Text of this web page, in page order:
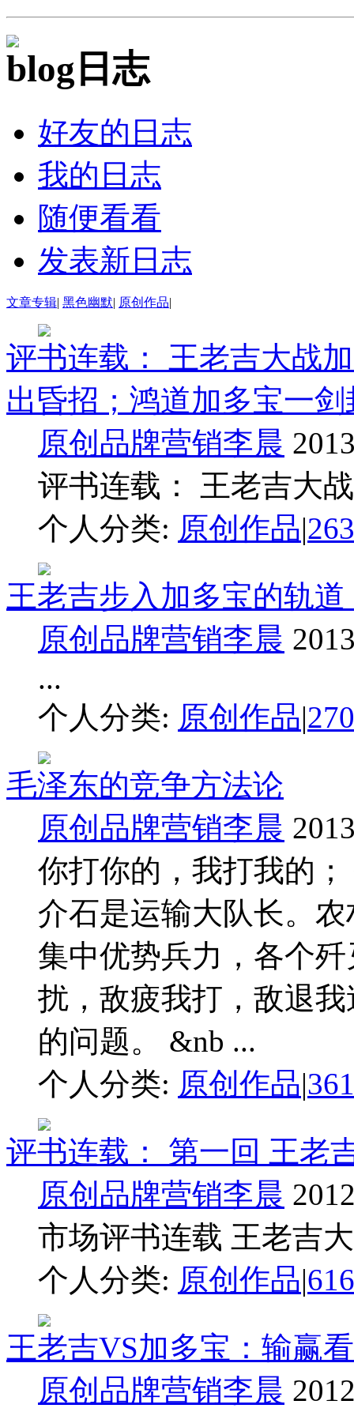
日志
好友的日志
我的日志
随便看看
发表新日志
文章专辑| 黑色幽默| 原创作品|
评书连载： 王老吉大战
出昏招；鸿道加多宝一剑
原创品牌营销李晨
评书连载： 王老吉大
个人分类: 原创作品|
王老吉步入加多宝的轨
原创品牌营销李晨
...
个人分类: 原创作品|
毛泽东的竞争方法论
原创品牌营销李晨
你打你的，我打我的
介石是运输大队长。
集中优势兵力，各个
扰，敌疲我打，敌退
的问题。 &nb ...
个人分类: 原创作品|
评书连载： 第一回 王老
原创品牌营销李晨
市场评书连载 王老吉
个人分类: 原创作品|
王老吉VS加多宝：输赢
原创品牌营销李晨